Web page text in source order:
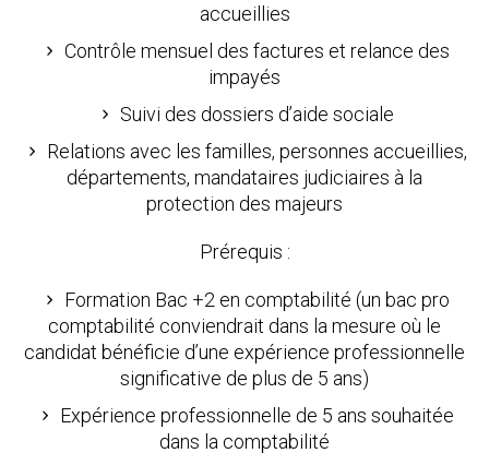
accueillies
Contrôle mensuel des factures et relance des
impayés
Suivi des dossiers d’aide sociale
Relations avec les familles, personnes accueillies,
départements, mandataires judiciaires à la
protection des majeurs
Prérequis :
Formation Bac +2 en comptabilité (un bac pro
comptabilité conviendrait dans la mesure où le
candidat bénéficie d’une expérience professionnelle
significative de plus de 5 ans)
Expérience professionnelle de 5 ans souhaitée
dans la comptabilité